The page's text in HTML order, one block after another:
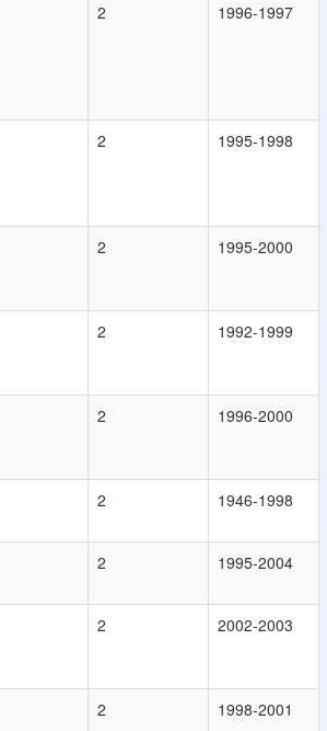
2 1996-1997
2 1995-1998
2 1995-2000
2 1992-1999
2 1996-2000
2 1946-1998
2 1995-2004
2 2002-2003
2 1998-2001